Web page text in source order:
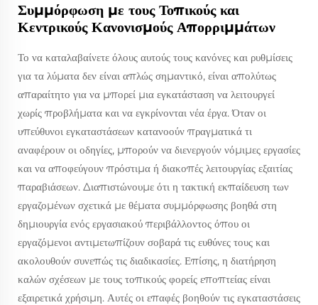
Συμμόρφωση με τους Τοπικούς και
Κεντρικούς Κανονισμούς Απορριμμάτων
Το να καταλαβαίνετε όλους αυτούς τους κανόνες και ρυθμίσεις
για τα λύματα δεν είναι απλώς σημαντικό, είναι απολύτως
απαραίτητο για να μπορεί μια εγκατάσταση να λειτουργεί
χωρίς προβλήματα και να εγκρίνονται νέα έργα. Όταν οι
υπεύθυνοι εγκαταστάσεων κατανοούν πραγματικά τι
αναφέρουν οι οδηγίες, μπορούν να διενεργούν νόμιμες εργασίες
και να αποφεύγουν πρόστιμα ή διακοπές λειτουργίας εξαιτίας
παραβιάσεων. Διαπιστώνουμε ότι η τακτική εκπαίδευση των
εργαζομένων σχετικά με θέματα συμμόρφωσης βοηθά στη
δημιουργία ενός εργασιακού περιβάλλοντος όπου οι
εργαζόμενοι αντιμετωπίζουν σοβαρά τις ευθύνες τους και
ακολουθούν συνεπώς τις διαδικασίες. Επίσης, η διατήρηση
καλών σχέσεων με τους τοπικούς φορείς εποπτείας είναι
εξαιρετικά χρήσιμη. Αυτές οι επαφές βοηθούν τις εγκαταστάσεις